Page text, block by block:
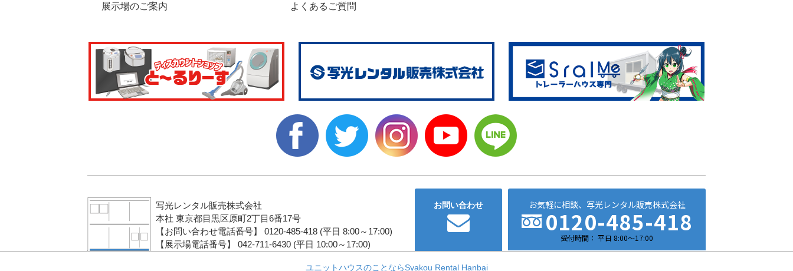
展示場のご案内
よくあるご質問
お問い合わせ お気軽に相談、 写光レンタル販売株式会社
0120-485-418
受付時間： 平日 8:00～17:00
写光レンタル販売株式会社
本社 東京都目黒区原町2丁目6番17号
【お問い合わせ電話番号】 0120-485-418 (平日 8:00～17:00)
【展示場電話番号】 042-711-6430 (平日 10:00～17:00)
ユニットハウスのことならSyakou Rental Hanbai